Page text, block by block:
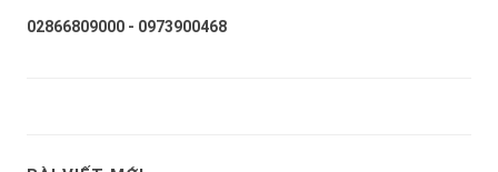
02866809000 - 0973900468